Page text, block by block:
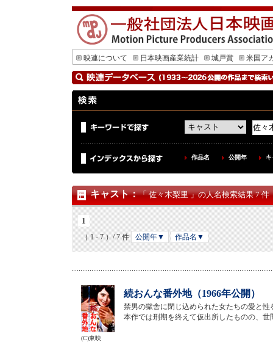
映連について 日本映画産業統計 城戸賞 米国ア
作品名 公開年
キャスト：「 佐々木梨里 」の人名検索結果 7 件
1
（ 1 - 7 ）/ 7 件 公開年▼ 作品名▼
続おんな番外地（1966年公開）
禁男の獄舎に閉じ込められた女たちの愛と
本作では刑期を終えて仮出所したものの、
(C)東映